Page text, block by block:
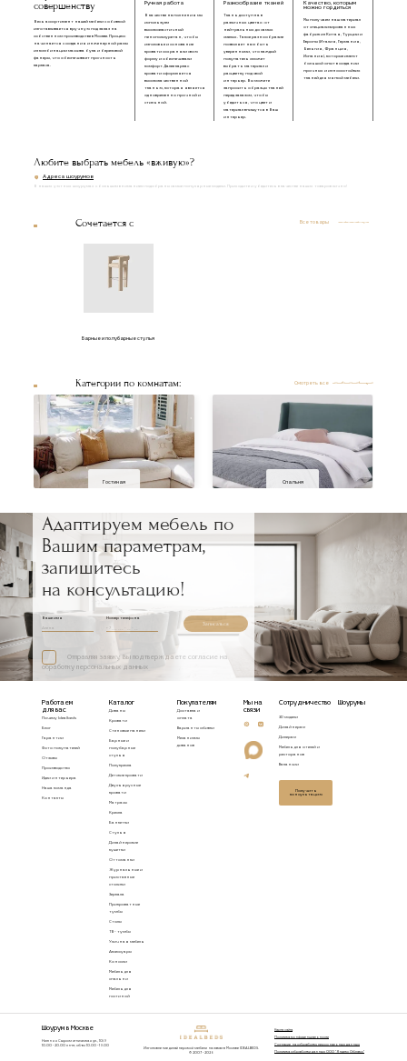
совершенству
Весь ассортимент нашей мебели с обивкой
изготавливается вручную под заказ на
собственном производстве в Москве. Процесс
начинается с создания инженерной рамы
из комбинации массива бука и березовой
фанеры, что обеспечивает прочность
каркаса.
Ручная работа
В качестве наполнения мы
используем
высокоэластичный
пенополиуретан, чтобы
изголовье и основание
кровати сохраняли свою
форму и обеспечивали
комфорт. Далее каркас
кровати оформляется
высококачественной
тканью, которая является
одновременно прочной и
стильной.
Разнообразие тканей
Ткань доступна в
различных цветах: от
нейтральных до самых
смелых. Такое разнообразие
позволяет нам быть
уверенными, что каждый
покупатель сможет
выбрать материал и
расцветку под свой
интерьер. Вы можете
запросить образцы тканей
перед заказом, чтобы
убедиться, что цвет и
материал впишутся в Ваш
интерьер.
Качество, которым
можно гордиться
Мы получаем наш материал
от специализированных
фабрик из Китая, Турции и
Европы (Италия, Германия,
Бельгия, Франция,
Испания), которые имеют
большой опыт в создании
прочных и износостойких
тканей для мягкой мебели.
Любите выбрать мебель «вживую»?
Адреса шоурумов
В наших уютных шоурумах с большим вниманием подобраны самые популярные модели. Приходите и убедитесь в качестве наших товаров лично!
Сочетается с Все товары
Барные и полубарные стулья
Категории по комнатам: Смотреть все
Гостиная Спальня
Адаптируем мебель по
Вашим параметрам,
запишитесь
на консультацию!
Ваше имя Номер телефона
Записаться
Отправляя заявку, Вы подтверждаете согласие на
обработку персональных данных
Работаем
для вас
Почему Idealbeds
Блог
Гарантии
Фото покупателей
Отзывы
Производство
Идеи интерьера
Наша команда
Контакты
Каталог
Диваны
Кровати
Стеновые панели
Барные и
полубарные
стулья
Полукресла
Детские кровати
Двухъярусные
кровати
Матрасы
Кресла
Банкетки
Стулья
Дизайнерские
кушетки
Оттоманки
Журнальные и
приставные
столики
Зеркала
Прикроватные
тумбы
Столы
ТВ - тумбы
Уличная мебель
Аксессуары
Консоли
Мебель для
спальни
Мебель для
гостиной
Покупателям
Доставка и
оплата
Варианты обивки
Механизмы
диванов
Мы на
связи
Сотрудничество
3D модели
Дизайнерам
Дилерам
Мебель для отелей и
ресторанов
Вакансии
Получить
консультацию
Шоурумы
Шоурум в Москве
Нижняя Сыромятническая ул., 10/9
10.00 - 20.00 пн-пт, сб-вс 10.00 - 19.00
Изготовление дизайнерской мебели на заказ в Москве IDEALBEDS.
© 2007 - 2026
Карта сайта
Политика конфиденциальности
Согласие на обработку персональных данных
Политика обработки данных ООО "Яндекс Облако"